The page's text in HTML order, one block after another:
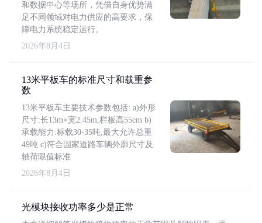
和数据中心等场所，凭借自身优势满
足不同领域对电力供应的高要求，保
障电力系统稳定运行。
2026年8月4日
13米平板车的标准尺寸和载重参
数
13米平板车主要技术参数包括: a)外形
尺寸:长13m×宽2.45m,栏板高55cm b)
承载能力:标载30-35吨,最大允许总重
49吨 c)符合国家道路车辆外廓尺寸及
轴荷限值标准
2026年8月4日
光模块接收功率多少是正常